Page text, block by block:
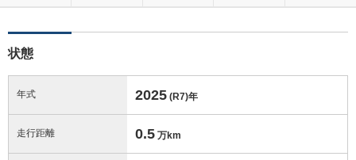
状態
年式 2025 (R7)年
走行距離 0.5 万km